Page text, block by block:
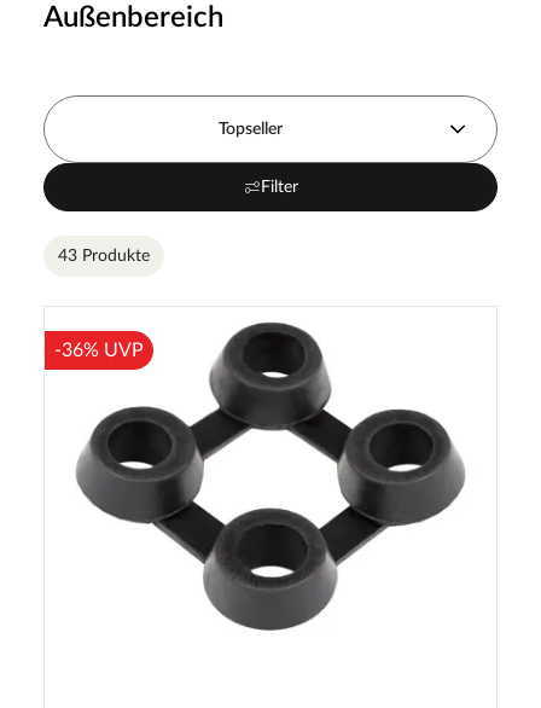
Außenbereich
Topseller
Filter
43 Produkte
-36% UVP